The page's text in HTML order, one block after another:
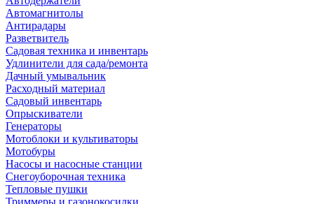
Автомагнитолы
Антирадары
Разветвитель
Садовая техника и инвентарь
Удлинители для сада/ремонта
Дачный умывальник
Расходный материал
Садовый инвентарь
Опрыскиватели
Генераторы
Мотоблоки и культиваторы
Мотобуры
Насосы и насосные станции
Снегоуборочная техника
Тепловые пушки
Триммеры и газонокосилки